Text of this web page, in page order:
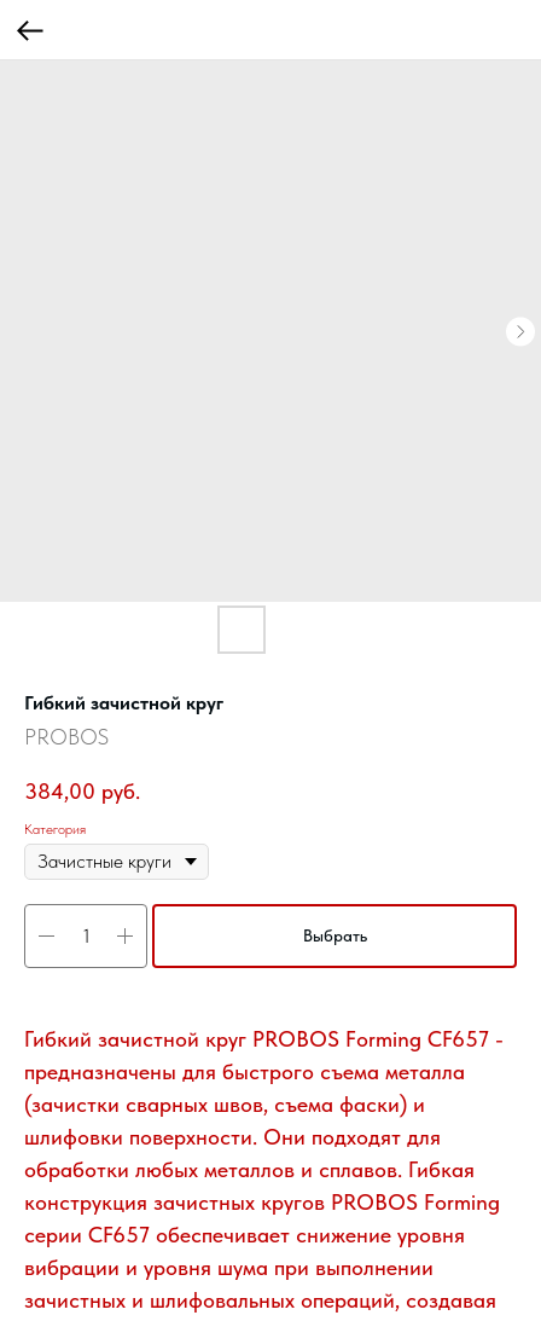
Гибкий зачистной круг
PROBOS
384,00 руб.
Категория
Выбрать
Гибкий зачистной круг PROBOS Forming СF657 -
предназначены для быстрого съема металла
(зачистки сварных швов, съема фаски) и
шлифовки поверхности. Они подходят для
обработки любых металлов и сплавов. Гибкая
конструкция зачистных кругов PROBOS Forming
серии СF657 обеспечивает снижение уровня
вибрации и уровня шума при выполнении
зачистных и шлифовальных операций, создавая